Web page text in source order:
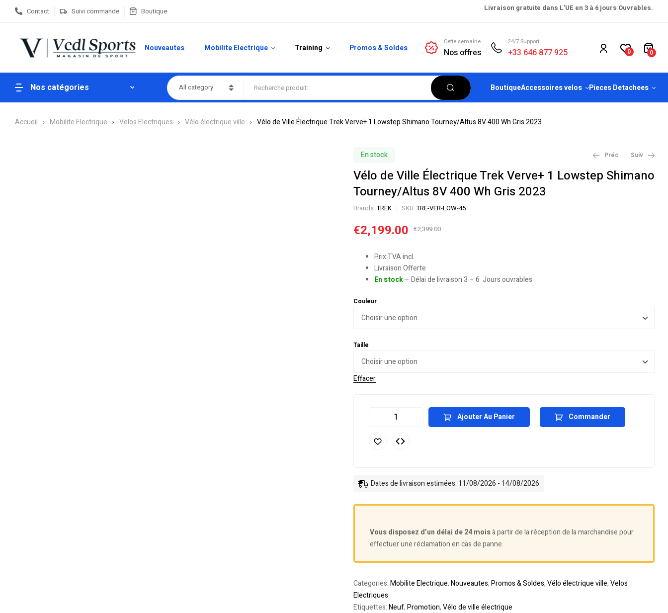
Contact Suivi commande Boutique Livraison gratuite dans L’UE en 3 à 6 jours Ouvrables.
Nouveautes Mobilite Electrique Training Promos & Soldes
Cette semaine
Nos offres
24/7 Support
+33 646 877 925 0 0
Nos catégories All category BoutiqueAccessoires velos Pieces Detachees
Accueil Mobilite Electrique Velos Electriques Vélo électrique ville Vélo de Ville Électrique Trek Verve+ 1 Lowstep Shimano Tourney/Altus 8V 400 Wh Gris 2023
En stock Préc Suiv
Vélo de Ville Électrique Trek Verve+ 1 Lowstep Shimano
Tourney/Altus 8V 400 Wh Gris 2023
Brands:TREK SKU:TRE-VER-LOW-45
€2,399.00
€2,199.00
Prix TVA incl.
Livraison Offerte
En stock – Délai de livraison 3 – 6 Jours ouvrables.
Couleur
Taille
Effacer
Ajouter Au Panier Commander
Dates de livraison estimées: 11/08/2026 - 14/08/2026
Vous disposez d’un délai de 24 moisà partir de la réception de la marchandise pour
effectuer une réclamation en cas de panne.
Categories:Mobilite Electrique,Nouveautes,Promos & Soldes,Vélo électrique ville,Velos
Electriques
Etiquettes:Neuf,Promotion,Vélo de ville électrique